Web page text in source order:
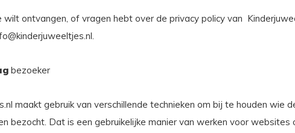
ontvangen, of vragen hebt over de privacy policy van
.
bezoeker
maakt gebruik van verschillende technieken om bij te houden wie
bezocht. Dat is een gebruikelijke manier van werken voor